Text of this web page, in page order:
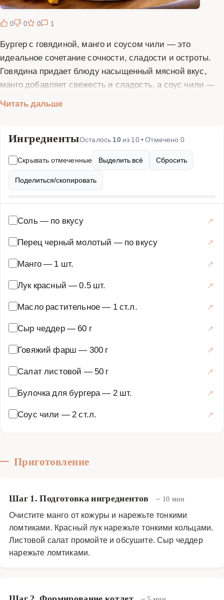
0 0 0 1
Бургер с говядиной, манго и соусом чили — это
идеальное сочетание сочности, сладости и остроты.
Говядина придает блюду насыщенный мясной вкус,
манго добавляет свежесть и сладость, а соус чили —
отличным выбором для любителей необычных
понадобятся свежие ингредиенты: говяжий фарш,
булочки для бургеров, специи, манго, соус чили и
другие добавки по вкусу. Приготовление начинается с
формирования котлет из фарша, их обжарки до
золотистой корочки, подготовки булочек и нарезки
добавив все компоненты слоями, и наслаждайтесь
займет около 30 минут вашего времени. Подавайте
бургер с картофелем фри или свежими овощами.
Читать дальше
ИнгредиентыОсталось 10из 10• Отмечено 0
Скрывать отмеченные Выделить всё Сбросить
Поделиться/скопировать
Соль — по вкусу
Перец черный молотый — по вкусу
Манго— 1 шт.
Лук красный —0.5 шт.
Масло растительное— 1 ст.л.
Сыр чеддер—60 г
Говяжий фарш — 300 г
Салат листовой — 50 г
Булочка для бургера— 2 шт.
Соус чили — 2 ст.л.
Приготовление
Шаг 1. Подготовка ингредиентов ~ 10 мин
Очистите манго от кожуры и нарежьте тонкими
ломтиками. Красный лук нарежьте тонкими кольцами.
Листовой салат промойте и обсушите. Сыр чеддер
нарежьте ломтиками.